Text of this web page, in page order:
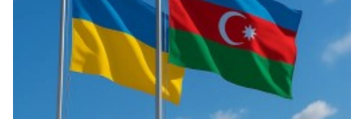
შეადგენს: თეიმურ სულთანოვი: აცხადებს, რომ „სარფის“
გამშვებ პუნქტზე 15 დღეა იმყოფება. მას ჩამოართვეს
პასპორტი, მართვის მოწმობა და მანქანის საბუთები,
პასუხად კი მხოლოდ „დაელოდეთ“-ს ეუბნებიან. ელდენიზ
მამედლიევი: საქართველოში უკვე 45 დღეა ყოვნდება. მას
ქუთაისში წარმოებული და მეტალურგიისთვის
განკუთვნილი ქიმიური ნივთიერება გადაჰქონდა